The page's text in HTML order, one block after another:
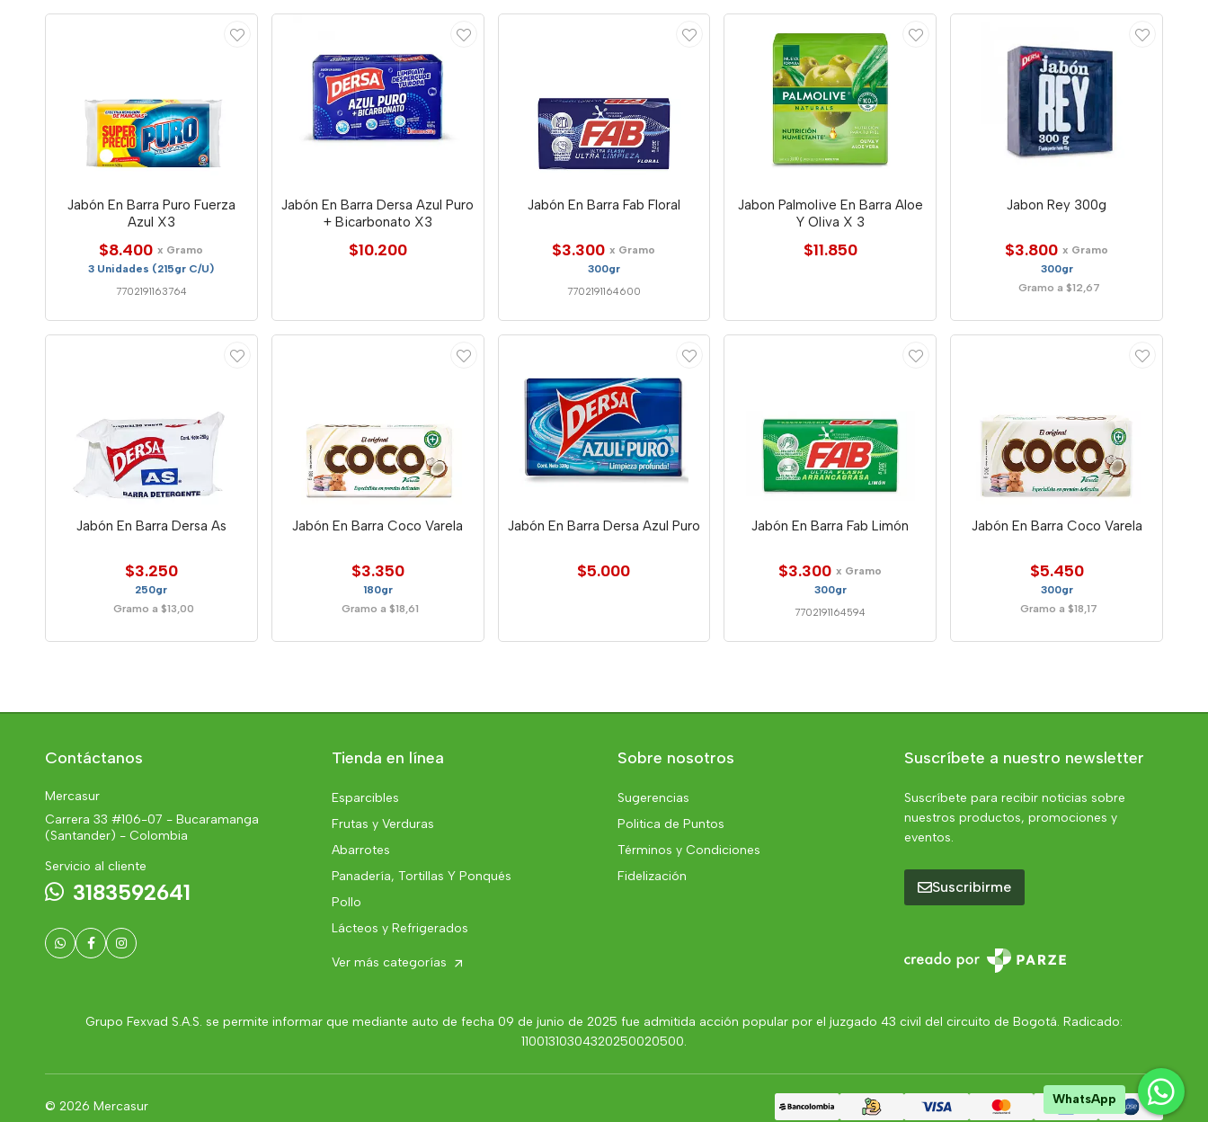
Jabón En Barra Puro Fuerza
Azul X3
$8.400 x Gramo
3 Unidades (215gr C/U)
7702191163764
Jabón En Barra Dersa Azul Puro
+ Bicarbonato X3
$10.200
Jabón En Barra Fab Floral
$3.300 x Gramo
300gr
7702191164600
Jabon Palmolive En Barra Aloe
Y Oliva X 3
$11.850
Jabon Rey 300g
$3.800 x Gramo
300gr
Gramo a $12,67
Jabón En Barra Dersa As
$3.250
250gr
Gramo a $13,00
Jabón En Barra Coco Varela
$3.350
180gr
Gramo a $18,61
Jabón En Barra Dersa Azul Puro
$5.000
Jabón En Barra Fab Limón
$3.300 x Gramo
300gr
7702191164594
Jabón En Barra Coco Varela
$5.450
300gr
Gramo a $18,17
Contáctanos
Mercasur
Carrera 33 #106-07 - Bucaramanga
(Santander) - Colombia
Servicio al cliente
3183592641
Tienda en línea
Esparcibles
Frutas y Verduras
Abarrotes
Panadería, Tortillas Y Ponqués
Pollo
Lácteos y Refrigerados
Ver más categorías
Sobre nosotros
Sugerencias
Politica de Puntos
Términos y Condiciones
Fidelización
Suscríbete a nuestro newsletter
Suscríbete para recibir noticias sobre
nuestros productos, promociones y
eventos.
Suscribirme
Grupo Fexvad S.A.S. se permite informar que mediante auto de fecha 09 de junio de 2025 fue admitida acción popular por el juzgado 43 civil del circuito de Bogotá. Radicado:
11001310304320250020500.
© 2026 Mercasur WhatsApp